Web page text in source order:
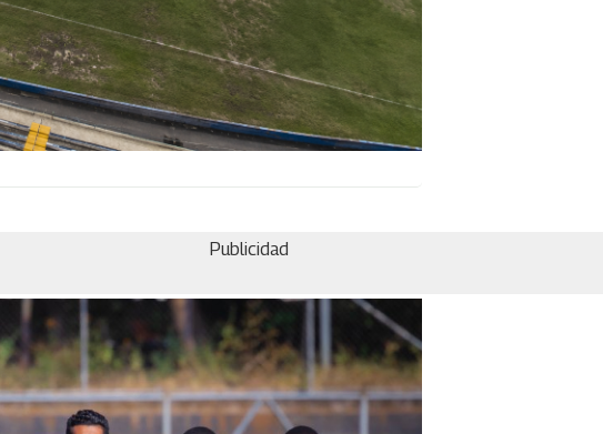
Publicidad